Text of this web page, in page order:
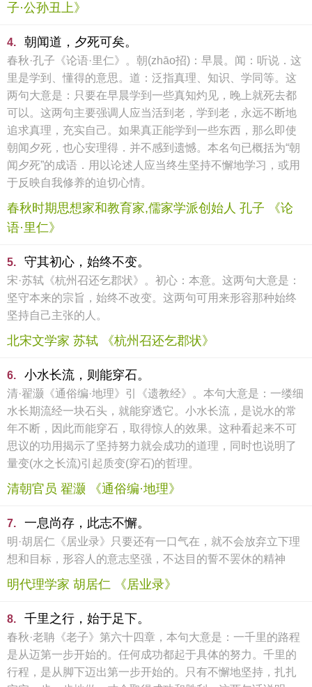
子·公孙丑上》
4. 朝闻道，夕死可矣。
春秋·孔子《论语·里仁》。朝(zhāo招)：早晨。闻：听说．这
里是学到、懂得的意思。道：泛指真理、知识、学同等。这
两句大意是：只要在早晨学到一些真知灼见，晚上就死去都
可以。这两句主要强调人应当活到老，学到老，永远不断地
追求真理，充实自己。如果真正能学到一些东西，那么即使
朝闻夕死，也心安理得．并不感到遗憾。本名句已概括为“朝
闻夕死”的成语．用以论述人应当终生坚持不懈地学习，或用
于反映自我修养的迫切心情。
春秋时期思想家和教育家,儒家学派创始人 孔子 《论
语·里仁》
5. 守其初心，始终不变。
宋·苏轼《杭州召还乞郡状》。初心：本意。这两句大意是：
坚守本来的宗旨，始终不改变。这两句可用来形容那种始终
坚持自己主张的人。
北宋文学家 苏轼 《杭州召还乞郡状》
6. 小水长流，则能穿石。
清·翟灏《通俗编·地理》引《遗教经》。本句大意是：一缕细
水长期流经一块石头，就能穿透它。小水长流，是说水的常
年不断，因此而能穿石，取得惊人的效果。这种看起来不可
思议的功用揭示了坚持努力就会成功的道理，同时也说明了
量变(水之长流)引起质变(穿石)的哲理。
清朝官员 翟灏 《通俗编·地理》
7. 一息尚存，此志不懈。
明·胡居仁《居业录》只要还有一口气在，就不会放弃立下理
想和目标，形容人的意志坚强，不达目的誓不罢休的精神
明代理学家 胡居仁 《居业录》
8. 千里之行，始于足下。
春秋·老聃《老子》第六十四章，本句大意是：一千里的路程
是从迈第一步开始的。任何成功都起于具体的努力。千里的
行程，是从脚下迈出第一步开始的。只有不懈地坚持，扎扎